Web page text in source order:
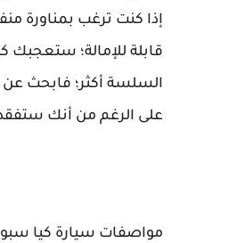
إذا كنت ترغب بمناورة
على الرغم من أنك
مواصفات سيارة كيا سبورتاج